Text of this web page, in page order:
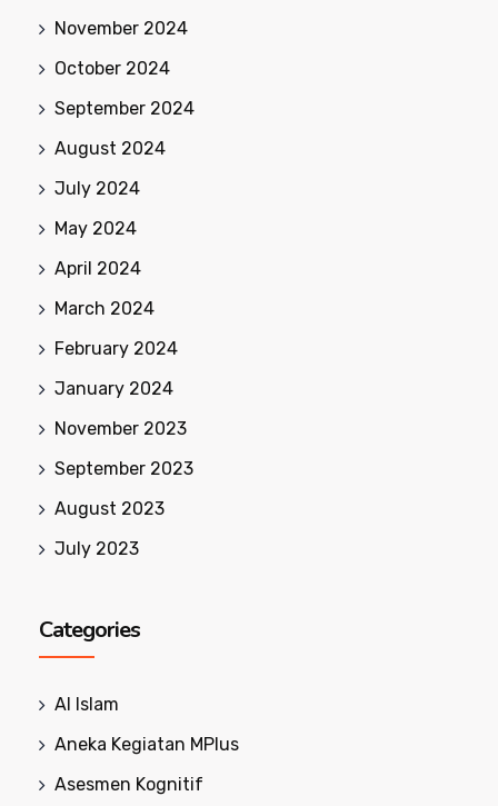
November 2024
October 2024
September 2024
August 2024
July 2024
May 2024
April 2024
March 2024
February 2024
January 2024
November 2023
September 2023
August 2023
July 2023
Categories
Al Islam
Aneka Kegiatan MPlus
Asesmen Kognitif